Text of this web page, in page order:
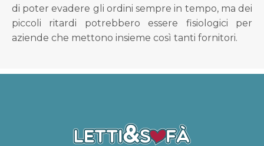
di poter evadere gli ordini sempre in tempo, ma dei
piccoli ritardi potrebbero essere fisiologici per
aziende che mettono insieme così tanti fornitori.